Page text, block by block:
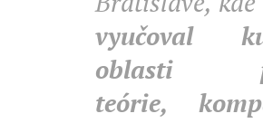
vyučoval
oblasti
teórie,